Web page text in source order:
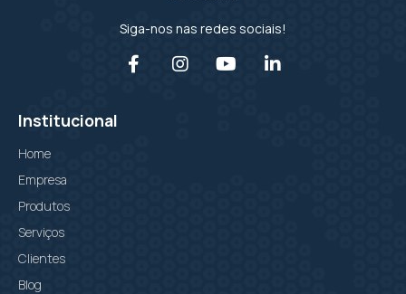
Siga-nos nas redes sociais!
Institucional
Home
Empresa
Produtos
Serviços
Clientes
Blog